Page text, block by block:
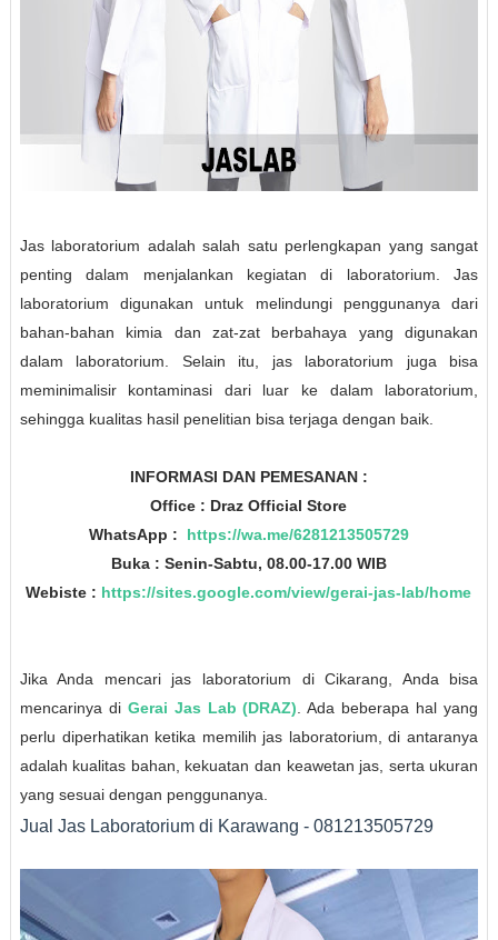
Jas laboratorium adalah salah satu perlengkapan yang sangat
penting dalam menjalankan kegiatan di laboratorium. Jas
laboratorium digunakan untuk melindungi penggunanya dari
bahan-bahan kimia dan zat-zat berbahaya yang digunakan
dalam laboratorium. Selain itu, jas laboratorium juga bisa
meminimalisir kontaminasi dari luar ke dalam laboratorium,
sehingga kualitas hasil penelitian bisa terjaga dengan baik.
INFORMASI DAN PEMESANAN :
Office : Draz Official Store
WhatsApp : https://wa.me/6281213505729
Buka : Senin-Sabtu, 08.00-17.00 WIB
Webiste : https://sites.google.com/view/gerai-jas-lab/home
Jika Anda mencari jas laboratorium di Cikarang, Anda bisa
mencarinya di Gerai Jas Lab (DRAZ) . Ada beberapa hal yang
perlu diperhatikan ketika memilih jas laboratorium, di antaranya
adalah kualitas bahan, kekuatan dan keawetan jas, serta ukuran
yang sesuai dengan penggunanya.
Jual Jas Laboratorium di Karawang - 081213505729